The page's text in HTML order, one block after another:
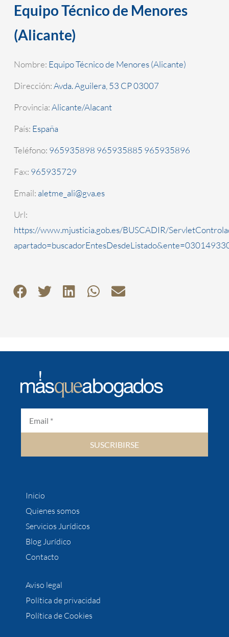
Equipo Técnico de Menores
(Alicante)
Nombre: Equipo Técnico de Menores (Alicante)
Dirección:Avda. Aguilera, 53 CP 03007
Provincia:Alicante/Alacant
País: España
Teléfono: 965935898 965935885 965935896
Fax: 965935729
Email: aletme_ali@gva.es
Url:
https://www.mjusticia.gob.es/BUSCADIR/
SUSCRIBIRSE
Inicio
Quienes somos
Servicios Jurídicos
Blog Jurídico
Contacto
Aviso legal
Política de privacidad
Política de Cookies